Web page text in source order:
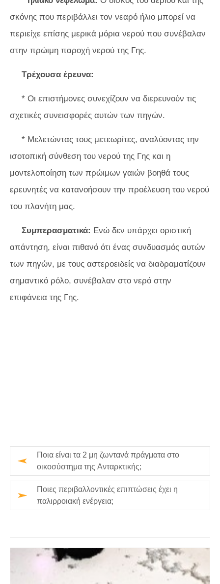
σκόνης που περιβάλλει τον νεαρό ήλιο μπορεί να
περιείχε επίσης μερικά μόρια νερού που συνέβαλαν
στην πρώιμη παροχή νερού της Γης.
Τρέχουσα έρευνα:
* Οι επιστήμονες συνεχίζουν να διερευνούν τις
σχετικές συνεισφορές αυτών των πηγών.
* Μελετώντας τους μετεωρίτες, αναλύοντας την
ισοτοπική σύνθεση του νερού της Γης και η
μοντελοποίηση των πρώιμων γαιών βοηθά τους
ερευνητές να κατανοήσουν την προέλευση του νερού
του πλανήτη μας.
Συμπερασματικά: Ενώ δεν υπάρχει οριστική
απάντηση, είναι πιθανό ότι ένας συνδυασμός αυτών
των πηγών, με τους αστεροειδείς να διαδραματίζουν
σημαντικό ρόλο, συνέβαλαν στο νερό στην
επιφάνεια της Γης.
Ποια είναι τα 2 μη ζωντανά πράγματα στο
οικοσύστημα της Ανταρκτικής;
Ποιες περιβαλλοντικές επιπτώσεις έχει η
παλιρροιακή ενέργεια;